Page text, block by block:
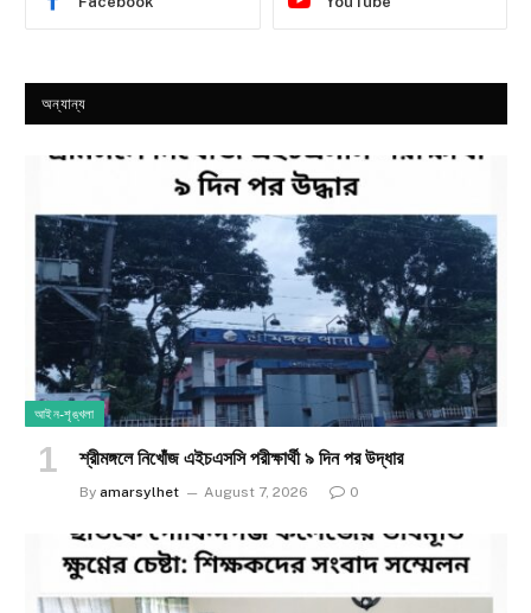
অন্যান্য
আইন-শৃঙ্খলা
শ্রীমঙ্গলে নিখোঁজ এইচএসসি পরীক্ষার্থী ৯ দিন পর উদ্ধার
By amarsylhet August 7, 2026 0